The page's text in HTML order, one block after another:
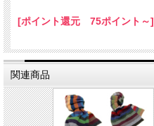
[ポイント還元 75ポイント～]
関連商品